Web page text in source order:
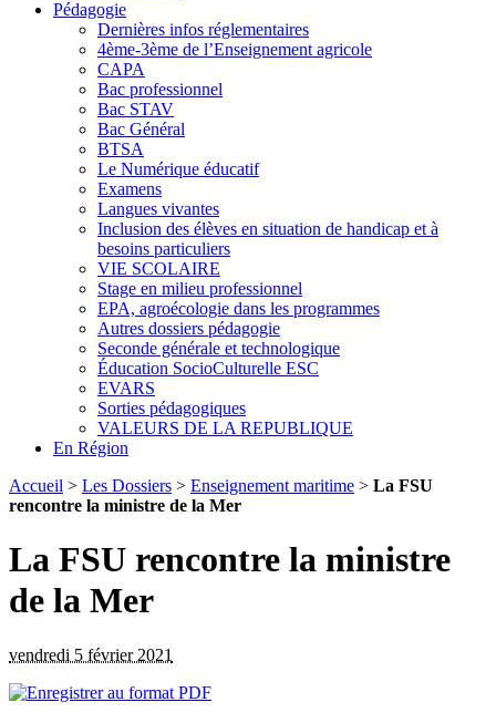
Pédagogie
Dernières infos réglementaires
4ème-3ème de l’Enseignement agricole
CAPA
Bac professionnel
Bac STAV
Bac Général
BTSA
Le Numérique éducatif
Examens
Langues vivantes
Inclusion des élèves en situation de handicap et à
besoins particuliers
VIE SCOLAIRE
Stage en milieu professionnel
EPA, agroécologie dans les programmes
Autres dossiers pédagogie
Seconde générale et technologique
Éducation SocioCulturelle ESC
EVARS
Sorties pédagogiques
VALEURS DE LA REPUBLIQUE
En Région
Accueil > Les Dossiers > Enseignement maritime > La FSU
rencontre la ministre de la Mer
La FSU rencontre la ministre
de la Mer
vendredi 5 février 2021